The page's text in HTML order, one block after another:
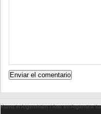
Kunst in Argentinien / Arte en Argentina